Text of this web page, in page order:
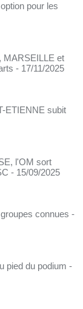
pour les
MARSEILLE et
- 17/11/2025
ETIENNE subit
l'OM sort
- 15/09/2025
connues -
pied du podium -